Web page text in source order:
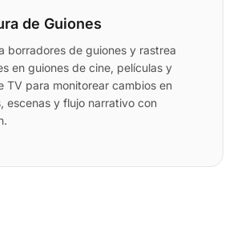
de Guiones
borradores de guiones y rastrea
en guiones de cine, películas y
TV para monitorear cambios en
escenas y flujo narrativo con